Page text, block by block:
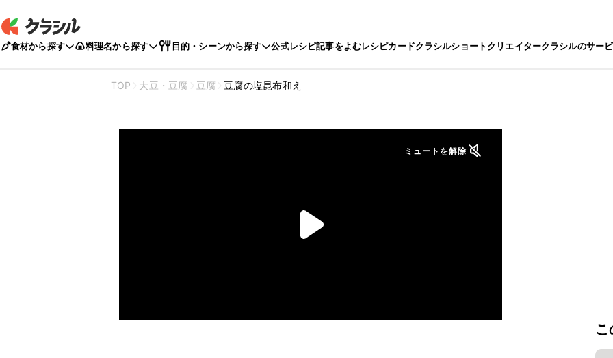
食材から探す 料理名から探す 目的・シーンから探す 公式レシピ記事をよむレシピカードクラシルショートクリエイタークラシルのサー
TOP 大豆・豆腐 豆腐 豆腐の塩昆布和え
ミュートを解除